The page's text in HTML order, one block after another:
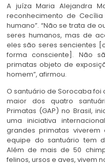
A juíza Maria Alejandra
reconhecimento de
humano”. “Não se trata de
seres humanos, mas de
eles são seres sencientes
forma consciente]. Não
primatas objeto de
homem”, afirmou.
O santuário de Sorocaba foi
maior dos quatro
Primatas (GAP) no Brasil,
uma iniciativa
grandes primatas viverem
equipe do santuário tem
Além de mais de 50
felinos, ursos e aves, vivem